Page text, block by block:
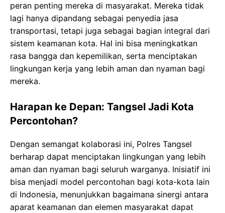
peran penting mereka di masyarakat. Mereka tidak
lagi hanya dipandang sebagai penyedia jasa
transportasi, tetapi juga sebagai bagian integral dari
sistem keamanan kota. Hal ini bisa meningkatkan
rasa bangga dan kepemilikan, serta menciptakan
lingkungan kerja yang lebih aman dan nyaman bagi
mereka.
Harapan ke Depan: Tangsel Jadi Kota
Percontohan?
Dengan semangat kolaborasi ini, Polres Tangsel
berharap dapat menciptakan lingkungan yang lebih
aman dan nyaman bagi seluruh warganya. Inisiatif ini
bisa menjadi model percontohan bagi kota-kota lain
di Indonesia, menunjukkan bagaimana sinergi antara
aparat keamanan dan elemen masyarakat dapat